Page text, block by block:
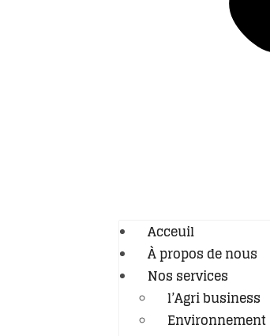
Acceuil
À propos de nous
Nos services
l’Agri business
Environnement